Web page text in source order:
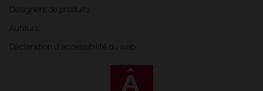
Designers de produits
Auteurs
Déclaration d'accessibilité du web